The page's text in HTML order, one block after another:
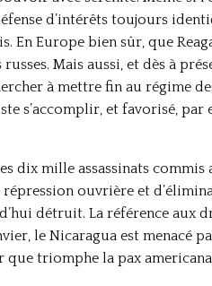
d’intérêts toujours
En Europe bien sûr, que
Mais aussi, et dès à
à mettre fin au régime
s’accomplir, et favorisé, par
mille assassinats commis
ouvrière et
détruit. La référence aux
le Nicaragua est menacé
triomphe la pax